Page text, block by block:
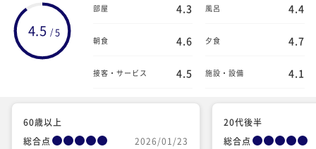
4.5 / 5
部屋 4.3 風呂 4.4
朝食 4.6 夕食 4.7
接客・サービス 4.5 施設・設備 4.1
60歳以上
総合点
2026/01/23
20代後半
総合点